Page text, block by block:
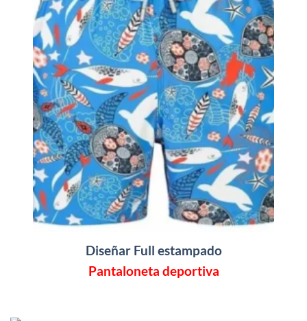
Diseñar Full estampado
Pantaloneta deportiva